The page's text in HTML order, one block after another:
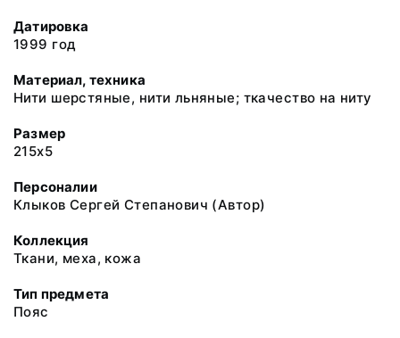
Датировка
1999 год
Материал, техника
Нити шерстяные, нити льняные; ткачество на ниту
Размер
215х5
Персоналии
Клыков Сергей Степанович (Автор)
Коллекция
Ткани, меха, кожа
Тип предмета
Пояс